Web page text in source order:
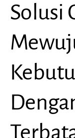
Solusi